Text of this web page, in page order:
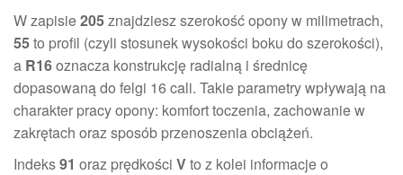
W zapisie205znajdziesz szerokość opony w milimetrach,
55to profil (czyli stosunek wysokości boku do szerokości),
a R16oznacza konstrukcję radialną i średnicę
dopasowaną do felgi 16 cali. Takie parametry wpływają na
charakter pracy opony: komfort toczenia, zachowanie w
zakrętach oraz sposób przenoszenia obciążeń.
Indeks91 oraz prędkości Vto z kolei informacje o